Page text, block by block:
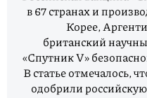
в 67 странах и
Корее,
британский
«Спутник V»
В статье отмечалось,
одобрили